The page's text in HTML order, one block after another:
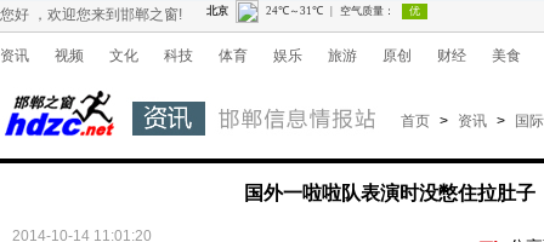
您好 ，欢迎您来到邯郸之窗!
资讯 视频 文化 科技 体育 娱乐 旅游 原创 财经 美食
首页 > 资讯 > 国际
国外一啦啦队表演时没憋住拉肚子
2014-10-14 11:01:20